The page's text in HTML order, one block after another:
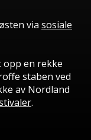
via sosiale
en rekke
staben ved
av Nordland
.